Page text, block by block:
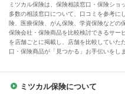
ミツカル保険は、保険相談窓口・保険ショ
多数の相談窓口について、口コミを参考に
険、医療保険、がん保険、学資保険などの
保険会社・保険商品を比較検討できるサー
を店舗ごとに掲載し、店舗を比較していた
口・保険商品が「見つかる」お手伝いをしま
ミツカル保険について